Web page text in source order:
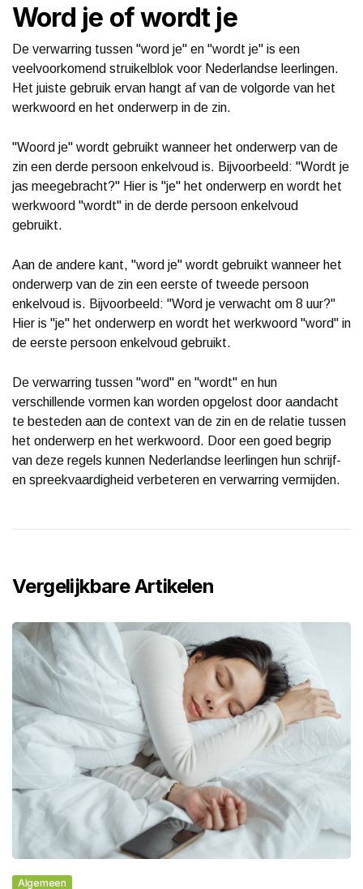
Word je of wordt je
De verwarring tussen "word je" en "wordt je" is een
veelvoorkomend struikelblok voor Nederlandse leerlingen.
Het juiste gebruik ervan hangt af van de volgorde van het
werkwoord en het onderwerp in de zin.
"Woord je" wordt gebruikt wanneer het onderwerp van de
zin een derde persoon enkelvoud is. Bijvoorbeeld: "Wordt je
jas meegebracht?" Hier is "je" het onderwerp en wordt het
werkwoord "wordt" in de derde persoon enkelvoud
gebruikt.
Aan de andere kant, "word je" wordt gebruikt wanneer het
onderwerp van de zin een eerste of tweede persoon
enkelvoud is. Bijvoorbeeld: "Word je verwacht om 8 uur?"
Hier is "je" het onderwerp en wordt het werkwoord "word" in
de eerste persoon enkelvoud gebruikt.
De verwarring tussen "word" en "wordt" en hun
verschillende vormen kan worden opgelost door aandacht
te besteden aan de context van de zin en de relatie tussen
het onderwerp en het werkwoord. Door een goed begrip
van deze regels kunnen Nederlandse leerlingen hun schrijf-
en spreekvaardigheid verbeteren en verwarring vermijden.
Vergelijkbare Artikelen
Algemeen